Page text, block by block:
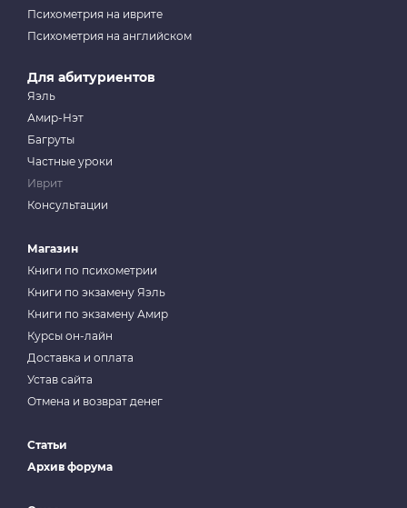
Психометрия на иврите
Психометрия на английском
Для абитуриентов
Яэль
Амир-Нэт
Багруты
Частные уроки
Иврит
Консультации
Магазин
Книги по психометрии
Книги по экзамену Яэль
Книги по экзамену Амир
Курсы он-лайн
Доставка и оплата
Устав сайта
Отмена и возврат денег
Статьи
Архив форума